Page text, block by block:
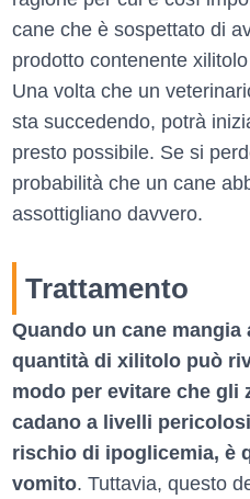
cane che è sospettato di
prodotto contenente
Una volta che un
sta succedendo, potrà
presto possibile. Se si
probabilità che un cane
assottigliano davvero.
Trattamento
Quando un cane
quantità di xilitolo può
modo per evitare che gli
cadano a livelli
rischio di ipoglicemia, è
vomito. Tuttavia, questo